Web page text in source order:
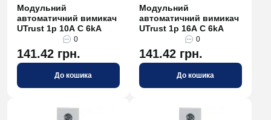
Модульний
автоматичний вимикач
UTrust 1р 10А С 6kА
0
141.42 грн.
До кошика
Модульний
автоматичний вимикач
UTrust 1р 16А С 6kА
0
141.42 грн.
До кошика